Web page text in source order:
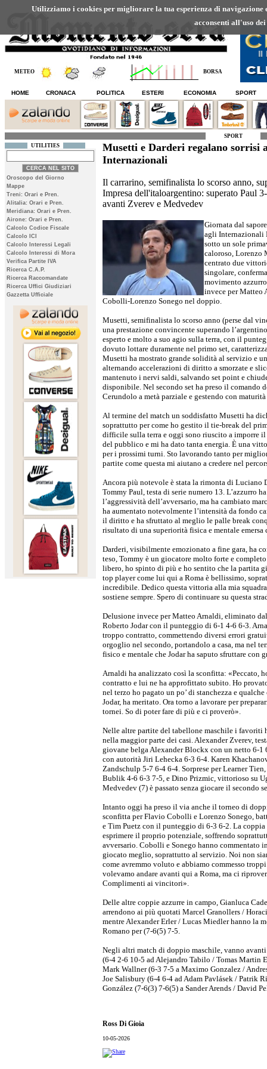
Utilizziamo i cookies per migliorare la tua esperienza di
acconsenti all'uso
METEO BORSA
HOME CRONACA POLITICA ESTERI ECONOMIA SPORT
SPORT
UTILITIES
Oroscopo del Giorno
Mappe
Treni: Orari e Pren.
Alitalia: Orari e Pren.
Meridiana: Orari e Pren.
Airone: Orari e Pren.
Calcolo Codice Fiscale
Calcolo ICI
Calcolo Interessi Legali
Calcolo Interessi di Mora
Verifica Partite IVA
Ricerca C.A.P.
Ricerca Raccomandate
Ricerca Uffici Giudiziari
Gazzetta Ufficiale
Musetti e Darderi regalano sorrisi
Internazionali
Il carrarino, semifinalista lo scorso anno,
Impresa dell'italoargentino: superato Paul
avanti Zverev e Medvedev
Giornata dal
agli Internazionali
sotto un sole
caloroso, Lorenzo
centrato due
singolare,
movimento
invece per Matteo
Cobolli-Lorenzo Sonego nel doppio.
Musetti, semifinalista lo scorso anno (perse dal
una prestazione convincente superando
esperto e molto a suo agio sulla terra, con il
dovuto lottare duramente nel primo set,
Musetti ha mostrato grande solidità al servizio e
alternando accelerazioni di diritto a smorzate e
mantenuto i nervi saldi, salvando set point e
disponibile. Nel secondo set ha preso il comando
Cerundolo a metà parziale e gestendo con
Al termine del match un soddisfatto Musetti ha
soprattutto per come ho gestito il tie-break del
difficile sulla terra e oggi sono riuscito a imporre
del pubblico e mi ha dato tanta energia. È una
per i prossimi turni. Sto lavorando tanto per
partite come questa mi aiutano a credere nel
Ancora più notevole è stata la rimonta di Luciano
Tommy Paul, testa di serie numero 13. L’azzurro
l’aggressività dell’avversario, ma ha cambiato
ha aumentato notevolmente l’intensità da fondo
il diritto e ha sfruttato al meglio le palle break
risultato di una superiorità fisica e mentale emersa
Darderi, visibilmente emozionato a fine gara, ha
teso, Tommy è un giocatore molto forte e
libero, ho spinto di più e ho sentito che la partita
top player come lui qui a Roma è bellissimo,
incredibile. Dedico questa vittoria alla mia
sostiene sempre. Spero di continuare su questa
Delusione invece per Matteo Arnaldi, eliminato
Roberto Jodar con il punteggio di 6-1 4-6 6-3.
troppo contratto, commettendo diversi errori
orgoglio nel secondo, portandolo a casa, ma nel
fisico e mentale che Jodar ha saputo sfruttare con
Arnaldi ha analizzato così la sconfitta: «Peccato,
contratto e lui ne ha approfittato subito. Ho
nel terzo ho pagato un po’ di stanchezza e
Jodar, ha meritato. Ora torno a lavorare per
tornei. So di poter fare di più e ci proverò».
Nelle altre partite del tabellone maschile i favoriti
nella maggior parte dei casi. Alexander Zverev,
giovane belga Alexander Blockx con un netto 6-1
con autorità Jiri Lehecka 6-3 6-4. Karen
Zandschulp 5-7 6-4 6-4. Sorprese per Learner
Bublik 4-6 6-3 7-5, e Dino Prizmic, vittorioso su
Medvedev (7) è passato senza giocare il secondo
Intanto oggi ha preso il via anche il torneo di
sconfitta per Flavio Cobolli e Lorenzo Sonego,
e Tim Puetz con il punteggio di 6-3 6-2. La coppia
esprimere il proprio potenziale, soffrendo
avversario. Cobolli e Sonego hanno commentato
giocato meglio, soprattutto al servizio. Noi non
come avremmo voluto e abbiamo commesso
volevamo andare avanti qui a Roma, ma ci
Complimenti ai vincitori».
Delle altre coppie azzurre in campo, Gianluca
arrendono ai più quotati Marcel Granollers /
mentre Alexander Erler / Lucas Miedler hanno la
Romano per (7-6(5) 7-5.
Negli altri match di doppio maschile, vanno
(6-4 2-6 10-5 ad Alejandro Tabilo / Tomas Martin
Mark Wallner (6-3 7-5 a Maximo Gonzalez /
Joe Salisbury (6-4 6-4 ad Adam Pavlásek / Patrik
González (7-6(3) 7-6(5) a Sander Arends / David
Ross Di Gioia
10-05-2026